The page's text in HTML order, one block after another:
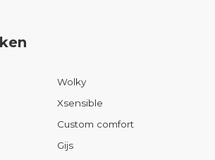
Wolky
Xsensible
Custom comfort
Gijs